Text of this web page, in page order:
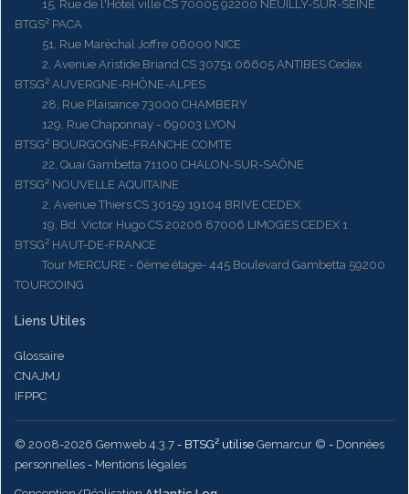
15, Rue de l'Hôtel ville CS 70005 92200 NEUILLY-SUR-SEINE
BTGS² PACA
51, Rue Maréchal Joffre 06000 NICE
2, Avenue Aristide Briand CS 30751 06605 ANTIBES Cedex
BTSG² AUVERGNE-RHÔNE-ALPES
28, Rue Plaisance 73000 CHAMBERY
129, Rue Chaponnay - 69003 LYON
BTSG² BOURGOGNE-FRANCHE COMTE
22, Quai Gambetta 71100 CHALON-SUR-SAÔNE
BTSG² NOUVELLE AQUITAINE
2, Avenue Thiers CS 30159 19104 BRIVE CEDEX
19, Bd. Victor Hugo CS 20206 87006 LIMOGES CEDEX 1
BTSG² HAUT-DE-FRANCE
Tour MERCURE - 6ème étage- 445 Boulevard Gambetta 59200
TOURCOING
Liens Utiles
Glossaire
CNAJMJ
IFPPC
© 2008-2026 Gemweb 4.3.7 - BTSG² utilise Gemarcur © - Données
personnelles - Mentions légales